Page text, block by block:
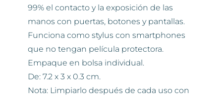
99% el contacto y la exposición de las
manos con puertas, botones y pantallas.
Funciona como stylus con smartphones
que no tengan película protectora.
Empaque en bolsa individual.
De: 7.2 x 3 x 0.3 cm.
Nota: Limpiarlo después de cada uso con